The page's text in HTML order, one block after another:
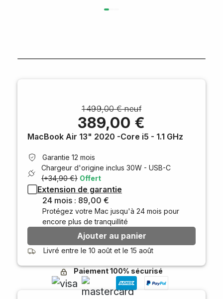
1 499,00 € neuf
389,00 €
MacBook Air 13" 2020 -Core i5 - 1.1 GHz
Garantie 12 mois
Chargeur d'origine inclus 30W - USB-C
(+34,90 €) Offert
Extension de garantie
24 mois : 89,00 €
Protégez votre Mac jusqu'à 24 mois pour
encore plus de tranquillité
Ajouter au panier
Livré entre le 10 août et le 15 août
Paiement 100% sécurisé